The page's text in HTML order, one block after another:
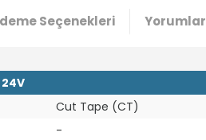
Seçenekleri Yorumlar
24V
Cut Tape (CT)
-